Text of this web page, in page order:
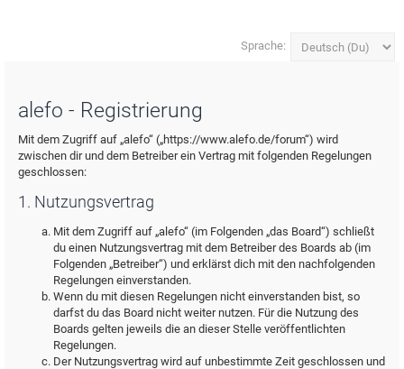
Sprache:
alefo - Registrierung
Mit dem Zugriff auf „alefo“ („https://www.alefo.de/forum“) wird
zwischen dir und dem Betreiber ein Vertrag mit folgenden Regelungen
geschlossen:
1. Nutzungsvertrag
Mit dem Zugriff auf „alefo“ (im Folgenden „das Board“) schließt
du einen Nutzungsvertrag mit dem Betreiber des Boards ab (im
Folgenden „Betreiber“) und erklärst dich mit den nachfolgenden
Regelungen einverstanden.
Wenn du mit diesen Regelungen nicht einverstanden bist, so
darfst du das Board nicht weiter nutzen. Für die Nutzung des
Boards gelten jeweils die an dieser Stelle veröffentlichten
Regelungen.
Der Nutzungsvertrag wird auf unbestimmte Zeit geschlossen und